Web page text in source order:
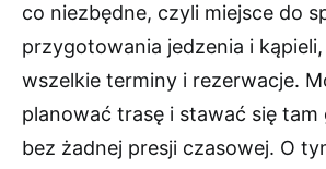
co niezbędne, czyli miejsce do
przygotowania jedzenia i
wszelkie terminy i rezerwacje.
planować trasę i stawać się tam
bez żadnej presji czasowej. O